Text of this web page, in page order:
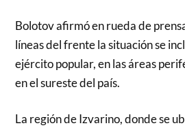
Bolotov afirmó en rueda de
líneas del frente la situación se
ejército popular, en las áreas
en el sureste del país.
La región de Izvarino, donde se